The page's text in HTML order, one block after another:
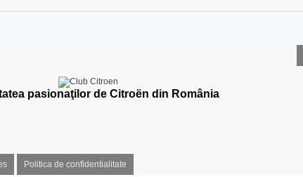
Politica de confidentialitate
pasionaţilor de Citroën din România